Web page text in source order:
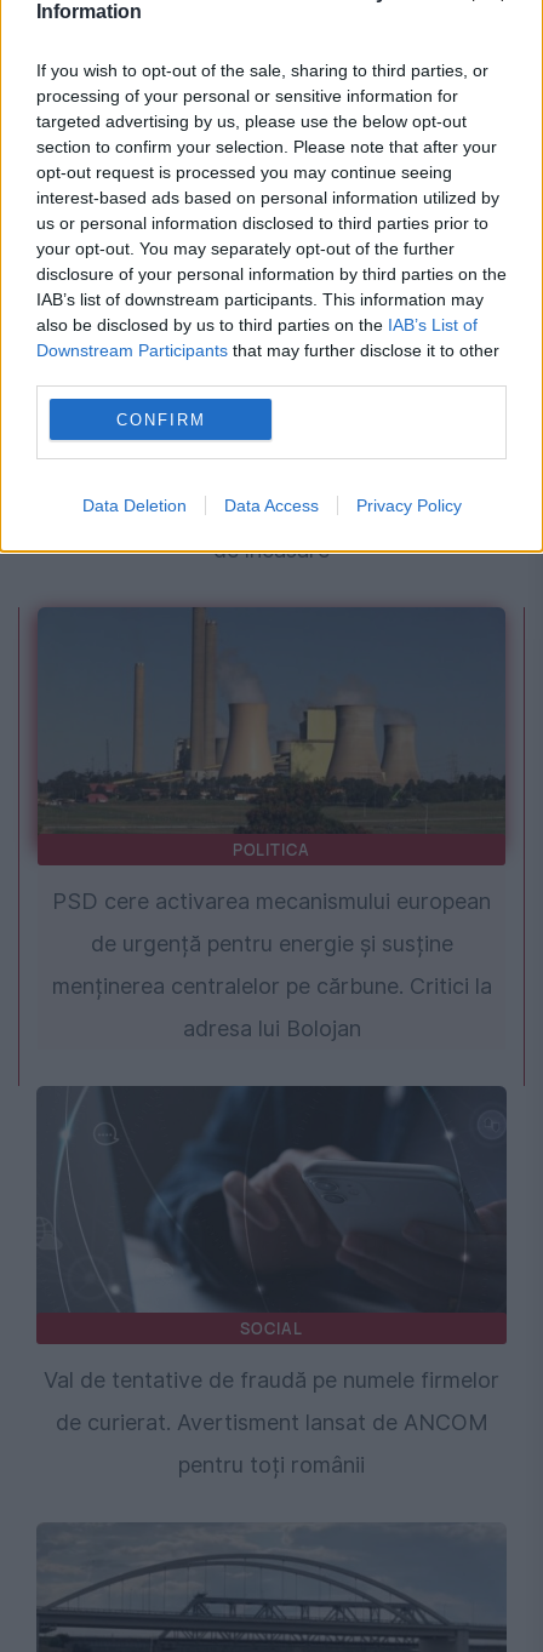
Information
If you wish to opt-out of the sale, sharing to third parties, or
processing of your personal or sensitive information for
targeted advertising by us, please use the below opt-out
section to confirm your selection. Please note that after your
opt-out request is processed you may continue seeing
interest-based ads based on personal information utilized by
us or personal information disclosed to third parties prior to
your opt-out. You may separately opt-out of the further
disclosure of your personal information by third parties on the
IAB’s list of downstream participants. This information may
also be disclosed by us to third parties on the IAB’s List of
Downstream Participants that may further disclose it to other
CONFIRM
Data Deletion Data Access Privacy Policy
unde peste o sută de turiști își pierd viața în
fiecare an
Încep plățile pensiilor pentru luna august. Data
la care primești banii depinde de modalitatea
de încasare
POLITICA
PSD cere activarea mecanismului european
de urgență pentru energie și susține
menținerea centralelor pe cărbune. Critici la
adresa lui Bolojan
SOCIAL
Val de tentative de fraudă pe numele firmelor
de curierat. Avertisment lansat de ANCOM
pentru toți românii